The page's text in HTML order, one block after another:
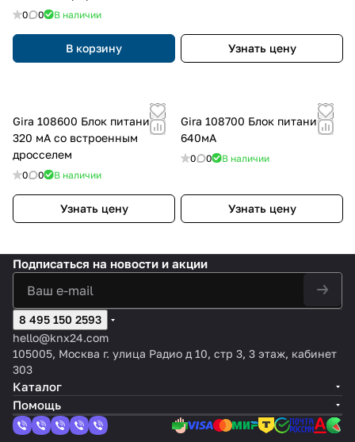
дросселем
0 0 В наличии
В корзину Узнать цену
Gira 108600 Блок питания
320 мА со встроенным
дросселем
0 0 В наличии
Узнать цену
Gira 108700 Блок питания
640мА
0 0 В наличии
Узнать цену
Подписаться на новости и акции
8 495 150 2593
hello@knx24.com
105005, Москва г. улица Радио д 10, стр 3, 3 этаж, кабинет
303
Каталог
Помощь